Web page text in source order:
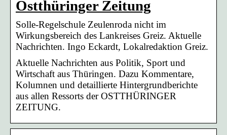
Ostthüringer Zeitung
Solle-Regelschule Zeulenroda nicht im
Wirkungsbereich des Lankreises Greiz. Aktuelle
Nachrichten. Ingo Eckardt, Lokalredaktion Greiz.
Aktuelle Nachrichten aus Politik, Sport und
Wirtschaft aus Thüringen. Dazu Kommentare,
Kolumnen und detaillierte Hintergrundberichte
aus allen Ressorts der OSTTHÜRINGER
ZEITUNG.